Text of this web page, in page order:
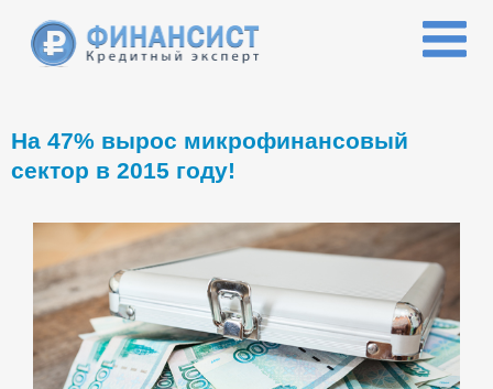
На 47% вырос микрофинансовый
сектор в 2015 году!